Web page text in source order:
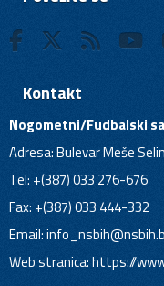
Kontakt
Nogometni/Fudbalski
Adresa: Bulevar Meše
Tel: +(387) 033 276-676
Fax: +(387) 033 444-332
Email:
Web stranica: https://